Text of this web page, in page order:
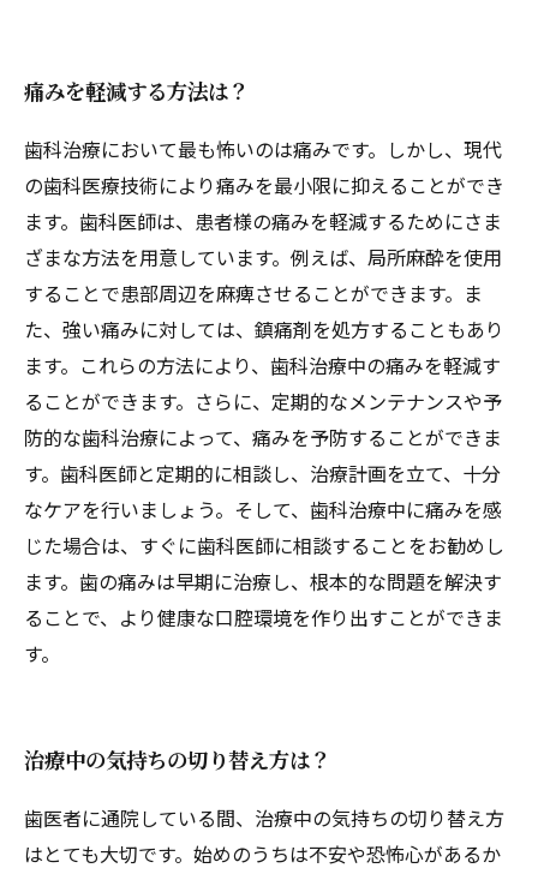
痛みを軽減する方法は？
歯科治療において最も怖いのは痛みです。しかし、現代
の歯科医療技術により痛みを最小限に抑えることができ
ます。歯科医師は、患者様の痛みを軽減するためにさま
ざまな方法を用意しています。例えば、局所麻酔を使用
することで患部周辺を麻痺させることができます。ま
た、強い痛みに対しては、鎮痛剤を処方することもあり
ます。これらの方法により、歯科治療中の痛みを軽減す
ることができます。さらに、定期的なメンテナンスや予
防的な歯科治療によって、痛みを予防することができま
す。歯科医師と定期的に相談し、治療計画を立て、十分
なケアを行いましょう。そして、歯科治療中に痛みを感
じた場合は、すぐに歯科医師に相談することをお勧めし
ます。歯の痛みは早期に治療し、根本的な問題を解決す
ることで、より健康な口腔環境を作り出すことができま
す。
治療中の気持ちの切り替え方は？
歯医者に通院している間、治療中の気持ちの切り替え方
はとても大切です。始めのうちは不安や恐怖心があるか